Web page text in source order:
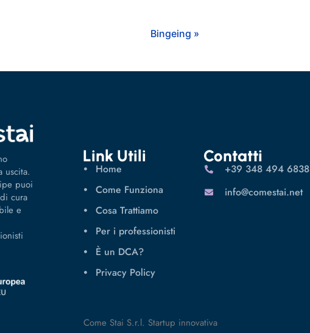
Bingeing »
uscita.
puoi
cura
e
Link Utili
Home
Come Funziona
Cosa Trattiamo
Per i professionisti
È un DCA?
Privacy Policy
Contatti
‪+39 348 494 6838
info@comestai.net
Come Stai S.r.l. Startup innovativa